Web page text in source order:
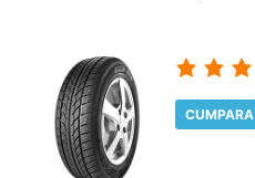
CUMPARA